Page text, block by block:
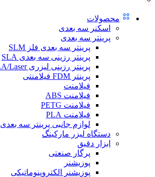
محصولات
اسکنر سه بعدی
پرینتر سه بعدی
پرینتر سه بعدی فلز SLM
پرینتر رزینی سه بعدی SLA
پرینتر رزینی لیزری SLA/Laser
پرینتر FDM فیلامنتی
فیلامنت
فیلامنت ABS
فیلامنت PETG
فیلامنت PLA
لوازم جانبی پرینتر سه بعدی
دستگاه لیزر مارکینگ
ابزار دقیق
پرگار صنعتی
پوزیشنر
پوزیشنر الکتروپنوماتیکی